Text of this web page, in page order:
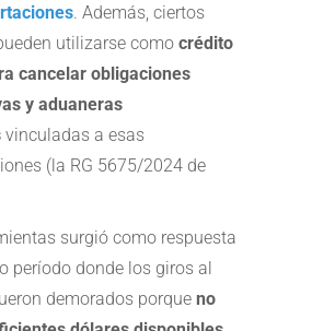
. Además, ciertos
utilizarse como crédito
cancelar obligaciones
y aduaneras
vinculadas a esas
(la RG 5675/2024 de
surgió como respuesta
período donde los giros al
demorados porque no